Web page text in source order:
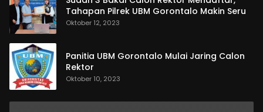
Tahapan Pilrek UBM Gorontalo Makin Seru
Oktober 12, 2023
Panitia UBM Gorontalo Mulai Jaring Calon
Rektor
Oktober 10, 2023